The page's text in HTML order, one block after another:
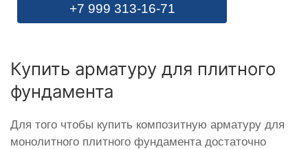
+7 999 313-16-71
Купить арматуру для плитного
фундамента
Для того чтобы купить композитную арматуру для
монолитного плитного фундамента достаточно